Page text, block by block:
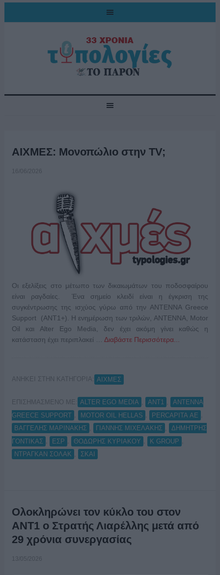
ΑΙΧΜΕΣ: Μονοπώλιο στην TV;
16/06/2026
Οι εξελίξεις στο μέτωπο των δικαιωμάτων του ποδοσφαίρου
είναι ραγδαίες. Ένα σημείο κλειδί είναι η έγκριση της
συγκέντρωσης της ισχύος γύρω από την ΑΝΤΕΝΝΑ Greece
Support (ΑΝΤ1+). Η ενημέρωση των τριλών, ΑΝΤΕΝΝΑ, Motor
Oil και Alter Ego Media, δεν έχει ακόμη γίνει καθώς η
κατάσταση έχει περιπλακεί … Διαβάστε Περισσότερα...
ΑΝΗΚΕΙ ΣΤΗΝ ΚΑΤΗΓΟΡΙΑ: ΑΙΧΜΕΣ
ΕΠΙΣΗΜΑΣΜΕΝΟ ΜΕ: ALTER EGO MEDIA ANT1
ANTENNA
GREECE SUPPORT
MOTOR OIL HELLAS PERCAPITA ΑΕ
ΒΑΓΓΕΛΗΣ ΜΑΡΙΝΑΚΗΣ
ΓΙΑΝΝΗΣ ΜΙΧΕΛΑΚΗΣ
ΔΗΜΗΤΡΗΣ
ΓΟΝΤΙΚΑΣ
ΕΣΡ ΘΟΔΩΡΗΣ ΚΥΡΙΑΚΟΥ Κ GROUP
ΝΤΡΑΓΚΑΝ ΣΟΛΑΚ
ΣΚΑΙ
Ολοκληρώνει τον κύκλο του στον
ΑΝΤ1 ο Στρατής Λιαρέλλης μετά από
29 χρόνια συνεργασίας
13/05/2026